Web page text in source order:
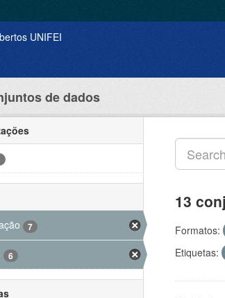
de dados
7
6
13
Formatos:
Etiquetas: